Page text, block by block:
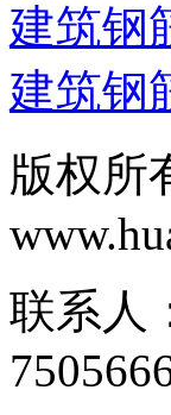
建筑钢
建筑钢
版权所
联系人